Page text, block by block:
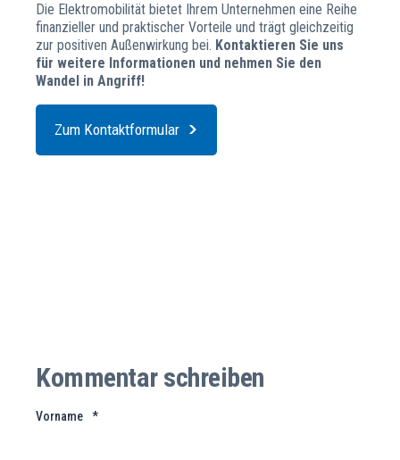
Die Elektromobilität bietet Ihrem Unternehmen eine Reihe
finanzieller und praktischer Vorteile und trägt gleichzeitig
zur positiven Außenwirkung bei. Kontaktieren Sie uns
für weitere Informationen und nehmen Sie den
Wandel in Angriff!
Zum Kontaktformular
Kommentar schreiben
Vorname *